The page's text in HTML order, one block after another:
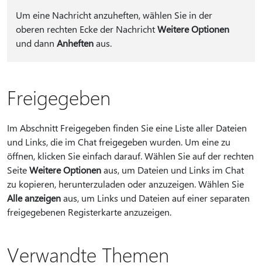
Um eine Nachricht anzuheften, wählen Sie in der
oberen rechten Ecke der NachrichtWeitere Optionen
und dann Anheftenaus.
Freigegeben
Im Abschnitt Freigegeben finden Sie eine Liste aller Dateien
und Links, die im Chat freigegeben wurden. Um eine zu
öffnen, klicken Sie einfach darauf. Wählen Sie auf der rechten
SeiteWeitere Optionenaus, um Dateien und Links im Chat
zu kopieren, herunterzuladen oder anzuzeigen. Wählen Sie
Alle anzeigenaus, um Links und Dateien auf einer separaten
freigegebenen Registerkarte anzuzeigen.
Verwandte Themen